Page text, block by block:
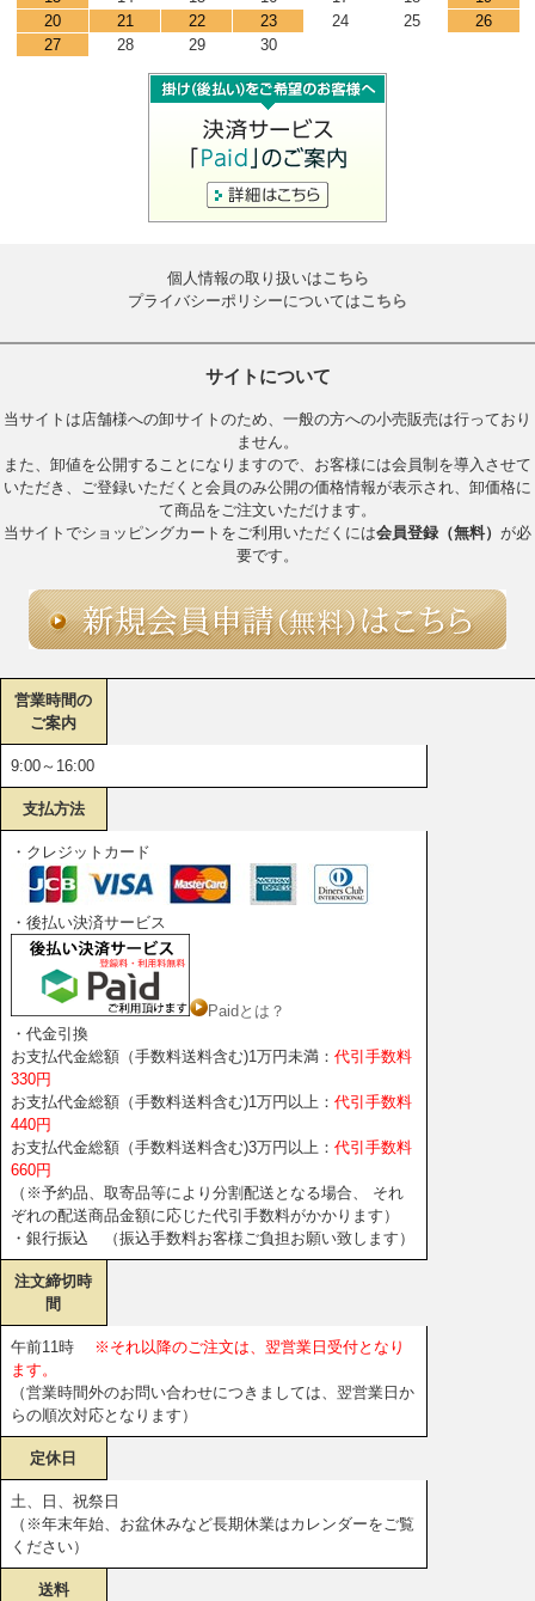
20
21 22 23 24 25
26
27
28 29 30
個人情報の取り扱いはこちら
プライバシーポリシーについてはこちら
サイトについて
当サイトは店舗様への卸サイトのため、一般の方への小売販売は行っており
ません。
また、卸値を公開することになりますので、お客様には会員制を導入させて
いただき、ご登録いただくと会員のみ公開の価格情報が表示され、卸価格に
て商品をご注文いただけます。
当サイトでショッピングカートをご利用いただくには会員登録（無料） が必
要です。
営業時間の
ご案内
9:00～16:00
支払方法
・クレジットカード
・後払い決済サービス
Paidとは？
・代金引換
お支払代金総額（手数料送料含む)1万円未満： 代引手数料
330円
お支払代金総額（手数料送料含む)1万円以上： 代引手数料
440円
お支払代金総額（手数料送料含む)3万円以上： 代引手数料
660円
（※予約品、取寄品等により分割配送となる場合、 それ
ぞれの配送商品金額に応じた代引手数料がかかります）
・銀行振込 （振込手数料お客様ご負担お願い致します）
注文締切時
間
午前11時
※それ以降のご注文は、翌営業日受付となり
ます。
（営業時間外のお問い合わせにつきましては、翌営業日か
らの順次対応となります）
定休日
土、日、祝祭日
（※年末年始、お盆休みなど長期休業はカレンダーをご覧
ください）
送料